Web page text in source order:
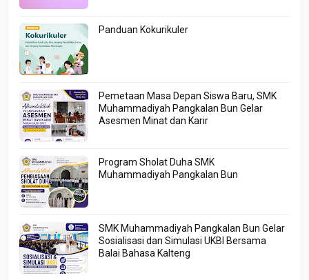
Panduan Kokurikuler
Pemetaan Masa Depan Siswa Baru, SMK
Muhammadiyah Pangkalan Bun Gelar
Asesmen Minat dan Karir
Program Sholat Duha SMK
Muhammadiyah Pangkalan Bun
SMK Muhammadiyah Pangkalan Bun Gelar
Sosialisasi dan Simulasi UKBI Bersama
Balai Bahasa Kalteng